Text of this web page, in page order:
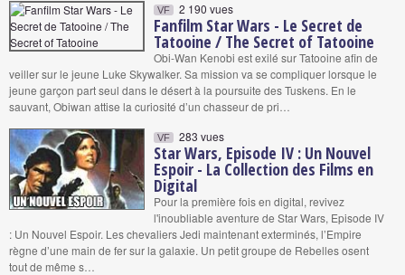
VF 2 190 vues
Fanfilm Star Wars - Le Secret de
Tatooine / The Secret of Tatooine
Obi-Wan Kenobi est exilé sur Tatooine afin de
veiller sur le jeune Luke Skywalker. Sa mission va se compliquer lorsque le
jeune garçon part seul dans le désert à la poursuite des Tuskens. En le
sauvant, Obiwan attise la curiosité d’un chasseur de pri…
VF 283 vues
Star Wars, Episode IV : Un Nouvel
Espoir - La Collection des Films en
Digital
Pour la première fois en digital, revivez
l'inoubliable aventure de Star Wars, Episode IV
: Un Nouvel Espoir. Les chevaliers Jedi maintenant exterminés, l’Empire
règne d’une main de fer sur la galaxie. Un petit groupe de Rebelles osent
tout de même s…